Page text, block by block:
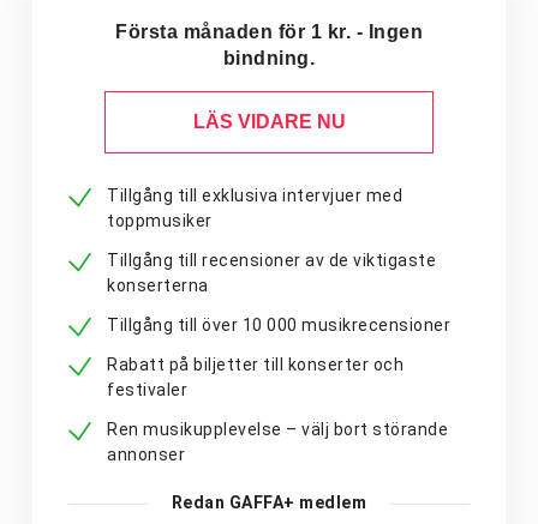
Första månaden för 1 kr. - Ingen
bindning.
LÄS VIDARE NU
Tillgång till exklusiva intervjuer med
toppmusiker
Tillgång till recensioner av de viktigaste
konserterna
Tillgång till över 10 000 musikrecensioner
Rabatt på biljetter till konserter och
festivaler
Ren musikupplevelse – välj bort störande
annonser
Redan GAFFA+ medlem